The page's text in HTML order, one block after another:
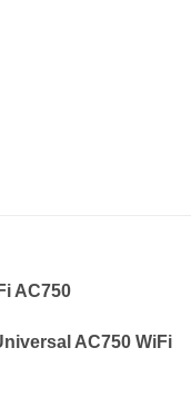
AC750
AC750 WiFi